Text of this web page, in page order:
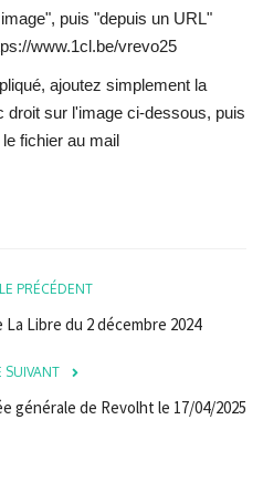
puis "depuis un URL"
www.1cl.be/vrevo25
ajoutez simplement la
sur l'image ci-dessous, puis
fichier au mail
PRÉCÉDENT
Libre du 2 décembre 2024
SUIVANT
générale de Revolht le 17/04/2025